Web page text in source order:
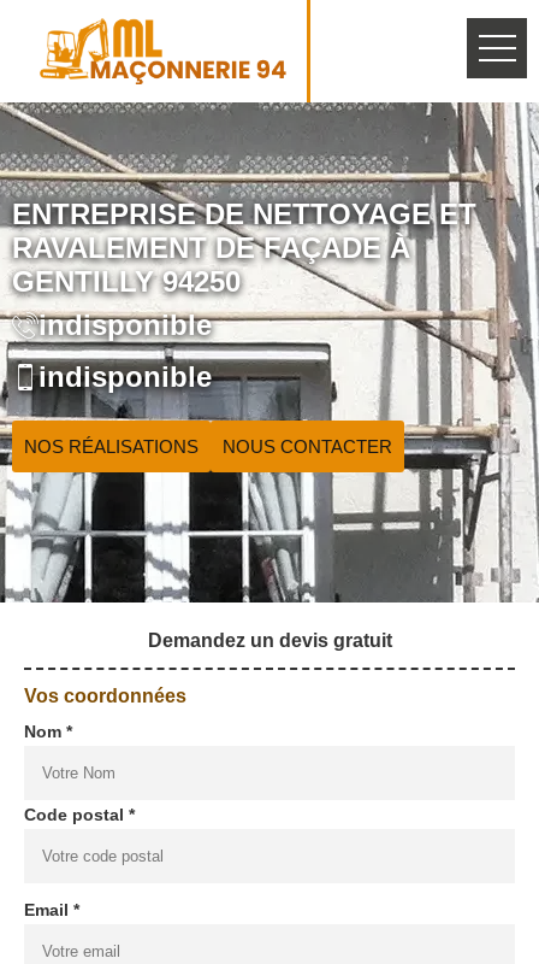
ENTREPRISE DE NETTOYAGE ET
RAVALEMENT DE FAÇADE À
GENTILLY 94250
indisponible
indisponible
NOS RÉALISATIONS NOUS CONTACTER
Demandez un devis gratuit
Vos coordonnées
Nom *
Code postal *
Email *